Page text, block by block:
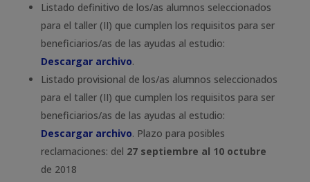
Listado definitivo de los/as alumnos seleccionados
para el taller (II) que cumplen los requisitos para ser
beneficiarios/as de las ayudas al estudio:
Descargar archivo.
Listado provisional de los/as alumnos seleccionados
para el taller (II) que cumplen los requisitos para ser
beneficiarios/as de las ayudas al estudio:
Descargar archivo. Plazo para posibles
reclamaciones: del 27 septiembre al 10 octubre
de 2018